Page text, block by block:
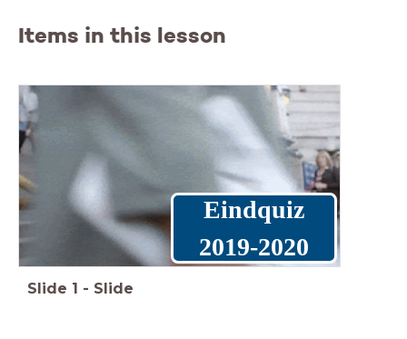
Items in this lesson
Eindquiz
2019-2020
Slide 1 - Slide